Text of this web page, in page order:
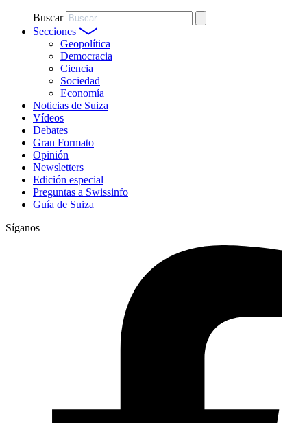
Buscar
Secciones
Geopolítica
Democracia
Ciencia
Sociedad
Economía
Noticias de Suiza
Vídeos
Debates
Gran Formato
Opinión
Newsletters
Edición especial
Preguntas a Swissinfo
Guía de Suiza
Síganos